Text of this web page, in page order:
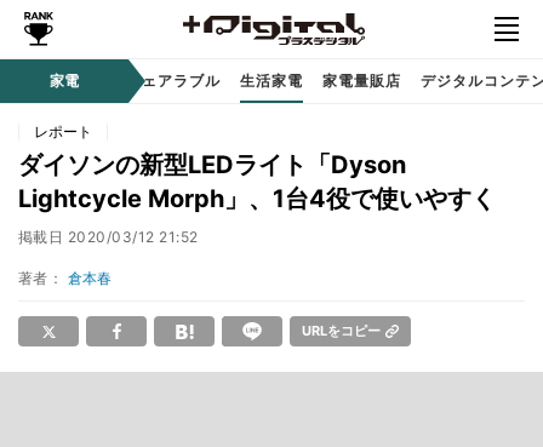
家電
ディオ 時計 / ウェアラブル 生活家電 家電量販店 デジタルコンテ
レポート
ダイソンの新型LEDライト「Dyson
Lightcycle Morph」、1台4役で使いやすく
掲載日 2020/03/12 21:52
著者： 倉本春
URLをコピー